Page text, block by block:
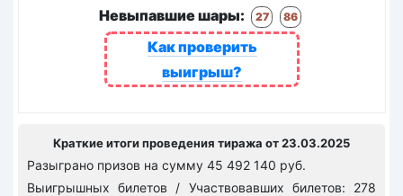
Невыпавшие шары: 27 86
Как проверить
выигрыш?
Краткие итоги проведения тиража от 23.03.2025
Разыграно призов на сумму 45 492 140 руб.
Выигрышных билетов / Участвовавших билетов: 278